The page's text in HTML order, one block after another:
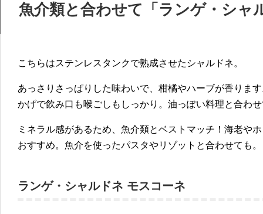
魚介類と合わせて「ランゲ・シャ
こちらはステンレスタンクで熟成させたシャルドネ。
あっさりさっぱりした味わいで、柑橘やハーブが香りま
かげで飲み口も喉ごしもしっかり。油っぽい料理と合わ
ミネラル感があるため、魚介類とベストマッチ！海老や
おすすめ。魚介を使ったパスタやリゾットと合わせても。
ランゲ・シャルドネ モスコーネ